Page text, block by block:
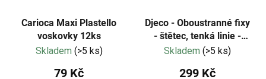
Carioca Maxi Plastello
voskovky 12ks
Skladem (>5 ks)
79 Kč
Djeco - Oboustranné fixy
- štětec, tenká linie -
klasické
Skladem (>5 ks)
299 Kč